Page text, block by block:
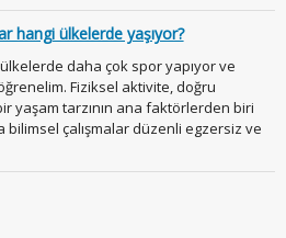
hangi ülkelerde yaşıyor?
daha çok spor yapıyor ve
Fiziksel aktivite, doğru
yaşam tarzının ana faktörlerden biri
bilimsel çalışmalar düzenli egzersiz ve